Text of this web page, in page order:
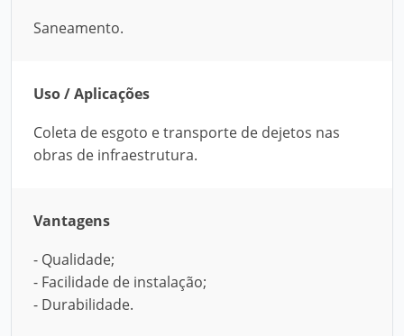
Saneamento.
Uso / Aplicações
Coleta de esgoto e transporte de dejetos nas
obras de infraestrutura.
Vantagens
- Qualidade;
- Facilidade de instalação;
- Durabilidade.